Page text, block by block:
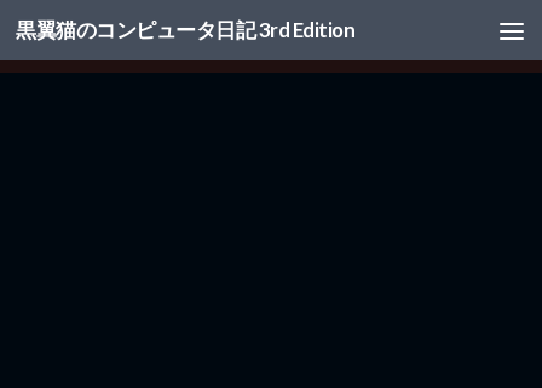
コンテンツへスキップ
黒翼猫のコンピュータ日記 3rd Edition